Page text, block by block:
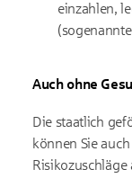
einzahlen,
Auch ohne
Die staatlich
können Sie
Risikozuschläge